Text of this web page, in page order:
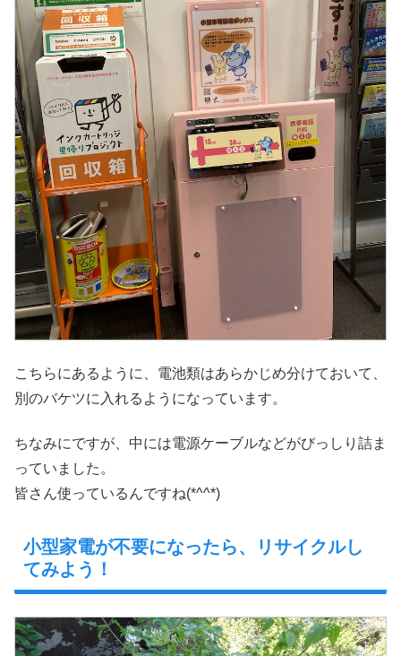
こちらにあるように、電池類はあらかじめ分けておいて、
別のバケツに入れるようになっています。
ちなみにですが、中には電源ケーブルなどがびっしり詰ま
っていました。
皆さん使っているんですね(*^^*)
小型家電が不要になったら、リサイクルし
てみよう！